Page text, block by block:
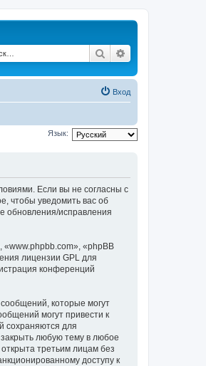
Поиск
Вход
Язык:
Если вы не согласны с
чтобы уведомить вас об
обновления/исправления
«phpBB
лицензии GPL для
конференций
которые могут
могут привести к
сохраняются для
любую тему в любое
третьим лицам без
доступу к